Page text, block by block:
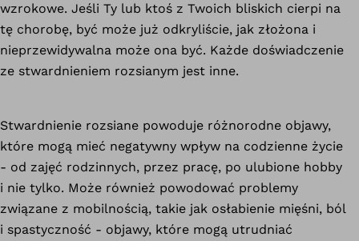
wzrokowe. Jeśli Ty lub ktoś z Twoich bliskich cierpi na
tę chorobę, być może już odkryliście, jak złożona i
nieprzewidywalna może ona być. Każde doświadczenie
ze stwardnieniem rozsianym jest inne.
Stwardnienie rozsiane powoduje różnorodne objawy,
które mogą mieć negatywny wpływ na codzienne życie
- od zajęć rodzinnych, przez pracę, po ulubione hobby
i nie tylko. Może również powodować problemy
związane z mobilnością, takie jak osłabienie mięśni, ból
i spastyczność - objawy, które mogą utrudniać